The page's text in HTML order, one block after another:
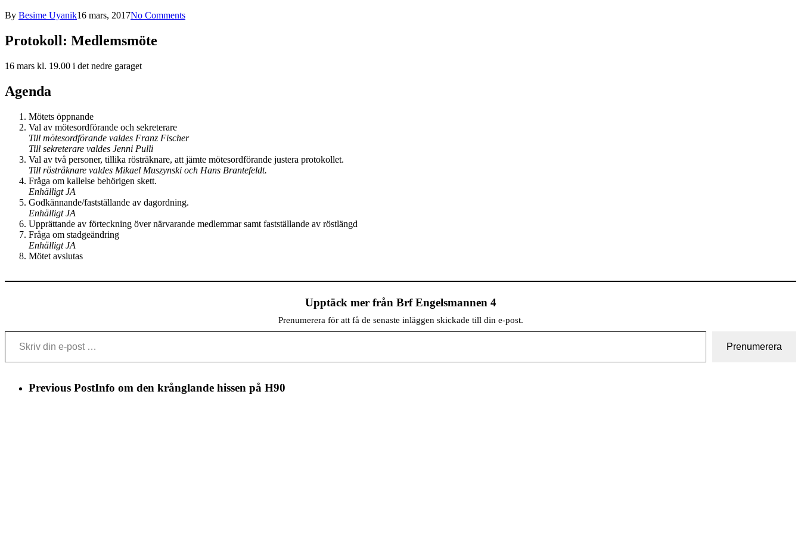
By Besime Uyanik16 mars, 2017No Comments
Protokoll: Medlemsmöte
16 mars kl. 19.00 i det nedre garaget
Agenda
Mötets öppnande
Val av mötesordförande och sekreterare
Till mötesordförande valdes Franz Fischer
Till sekreterare valdes Jenni Pulli
Val av två personer, tillika rösträknare, att jämte mötesordförande justera protokollet.
Till rösträknare valdes Mikael Muszynski och Hans Brantefeldt.
Fråga om kallelse behörigen skett.
Enhälligt JA
Godkännande/fastställande av dagordning.
Enhälligt JA
Upprättande av förteckning över närvarande medlemmar samt fastställande av röstlängd
Fråga om stadgeändring
Enhälligt JA
Mötet avslutas
Upptäck mer från Brf Engelsmannen 4
Prenumerera för att få de senaste inläggen skickade till din e-post.
Skriv din e-post …
Prenumerera
Previous PostInfo om den krånglande hissen på H90